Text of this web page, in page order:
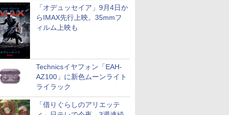
「オデュッセイア」9月4日か
らIMAX先行上映。35mmフ
ィルム上映も
Technicsイヤフォン「EAH-
AZ100」に新色ムーンライト
ライラック
「借りぐらしのアリエッテ